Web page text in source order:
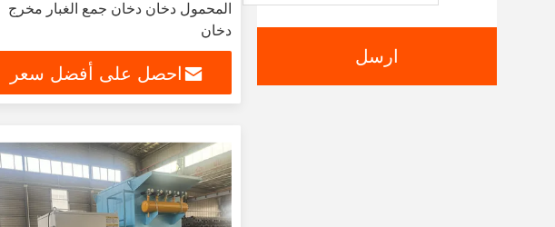
ارسل
المحمول دخان دخان جمع الغبار مخرج
دخان
احصل على أفضل سعر